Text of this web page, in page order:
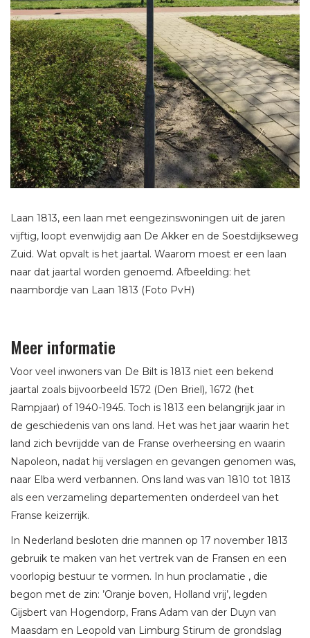
Laan 1813, een laan met eengezinswoningen uit de jaren
vijftig, loopt evenwijdig aan De Akker en de Soestdijkseweg
Zuid. Wat opvalt is het jaartal. Waarom moest er een laan
naar dat jaartal worden genoemd. Afbeelding: het
naambordje van Laan 1813 (Foto PvH)
Meer informatie
Voor veel inwoners van De Bilt is 1813 niet een bekend
jaartal zoals bijvoorbeeld 1572 (Den Briel), 1672 (het
Rampjaar) of 1940-1945. Toch is 1813 een belangrijk jaar in
de geschiedenis van ons land. Het was het jaar waarin het
land zich bevrijdde van de Franse overheersing en waarin
Napoleon, nadat hij verslagen en gevangen genomen was,
naar Elba werd verbannen. Ons land was van 1810 tot 1813
als een verzameling departementen onderdeel van het
Franse keizerrijk.
In Nederland besloten drie mannen op 17 november 1813
gebruik te maken van het vertrek van de Fransen en een
voorlopig bestuur te vormen. In hun proclamatie , die
begon met de zin: ’Oranje boven, Holland vrij’, legden
Gijsbert van Hogendorp, Frans Adam van der Duyn van
Maasdam en Leopold van Limburg Stirum de grondslag